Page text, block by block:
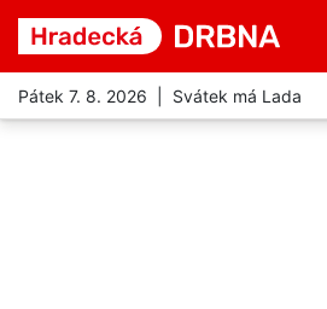
Pátek 7. 8. 2026 | Svátek má Lada